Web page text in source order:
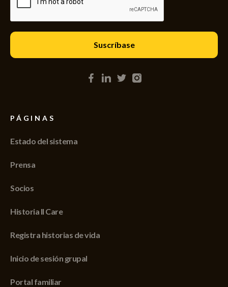
PÁGINAS
Estado del sistema
Prensa
Socios
Historia II Care
Registra historias de vida
Inicio de sesión grupal
Portal familiar